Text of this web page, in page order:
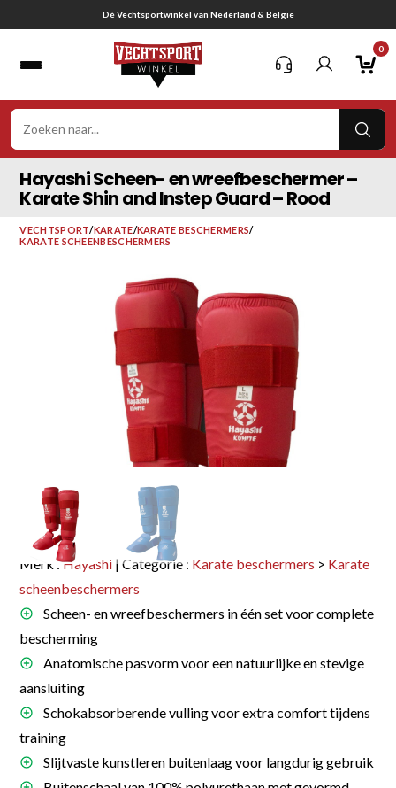
naar
Gratis verzending vanaf € 75,-
0
Hayashi Scheen- en wreefbeschermer –
Karate Shin and Instep Guard – Rood
VECHTSPORT/KARATE/KARATE BESCHERMERS/
KARATE SCHEENBESCHERMERS
Merk :Hayashi | Categorie : Karate beschermers > Karate
scheenbeschermers
Scheen- en wreefbeschermers in één set voor complete
bescherming
Anatomische pasvorm voor een natuurlijke en stevige
aansluiting
Schokabsorberende vulling voor extra comfort tijdens
training
Slijtvaste kunstleren buitenlaag voor langdurig gebruik